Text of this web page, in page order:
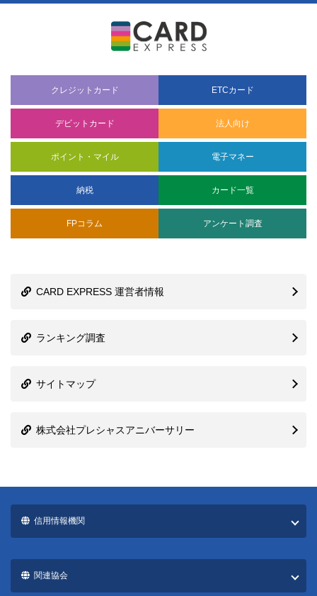
クレジットカード ETCカード
デビットカード 法人向け
ポイント・マイル 電子マネー
納税 カード一覧
FPコラム アンケート調査
CARD EXPRESS 運営者情報
ランキング調査
サイトマップ
株式会社プレシャスアニバーサリー
信用情報機関
関連協会